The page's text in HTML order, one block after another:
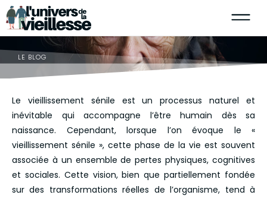
LE BLOG
Le vieillissement sénile est un processus naturel et
inévitable qui accompagne l’être humain dès sa
naissance. Cependant, lorsque l’on évoque le «
vieillissement sénile », cette phase de la vie est souvent
associée à un ensemble de pertes physiques, cognitives
et sociales. Cette vision, bien que partiellement fondée
sur des transformations réelles de l’organisme, tend à